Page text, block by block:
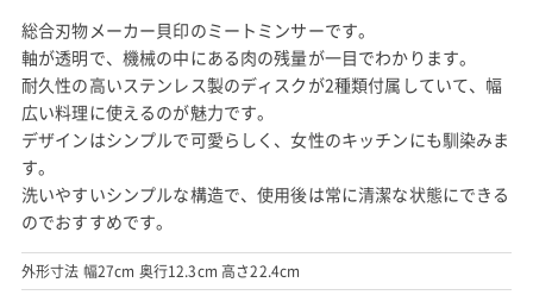
総合刃物メーカー貝印のミートミンサーです。
軸が透明で、機械の中にある肉の残量が一目でわかります。
耐久性の高いステンレス製のディスクが2種類付属していて、幅
広い料理に使えるのが魅力です。
デザインはシンプルで可愛らしく、女性のキッチンにも馴染みま
す。
洗いやすいシンプルな構造で、使用後は常に清潔な状態にできる
のでおすすめです。
外形寸法 幅27cm 奥行12.3cm 高さ22.4cm